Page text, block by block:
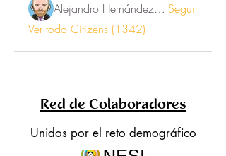
Alejandro Hernández Renner Seguir
Ver todo Citizens (1342)
Red de Colaboradores
Unidos por el reto demográfico